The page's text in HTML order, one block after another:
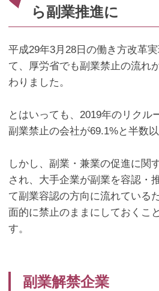
ら副業推進に
平成29年3月 28 日の働き方改革
て、厚労省でも副業禁止の流れ
わりました。
とはいっても、 2019年のリクル
副業禁止の会社が69.1%と半数
しかし、副業・兼業の促進に関
され、大手企業が副業を容認・
て副業容認の方向に流れている
面的に禁止のままにしておくこ
す。
副業解禁企業